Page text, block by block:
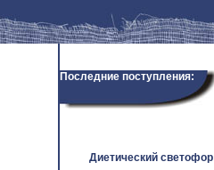
Последние поступления:
Диетический светофор